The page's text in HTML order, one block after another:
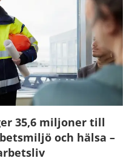
35,6 miljoner till
och hälsa –